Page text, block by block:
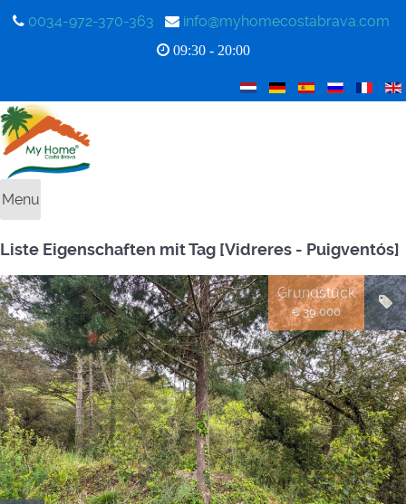
0034-972-370-363 info@myhomecostabrava.com
09:30 - 20:00
Menu
Liste Eigenschaften mit Tag [Vidreres - Puigventós]
Grundstück
€ 39.000